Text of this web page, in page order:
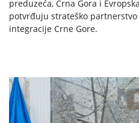
preduzeća, Crna Gora i
potvrđuju strateško
integracije Crne Gore.